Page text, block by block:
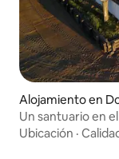
Alojamiento en
Un santuario en
Ubicación ·